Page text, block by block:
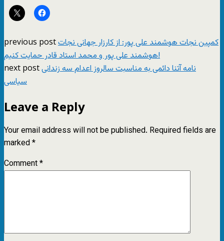
previous postکمپین نجات هوشمند علی پور: از کارزار جهانی نجات
هوشمند علی پور و محمد استاد قادر حمایت کنیم!
next postنامه آتنا دائمی به مناسبت سالروز اعدام سه زندانی
سیاسی
Leave a Reply
Your email address will not be published. Required fields are
marked*
Comment*